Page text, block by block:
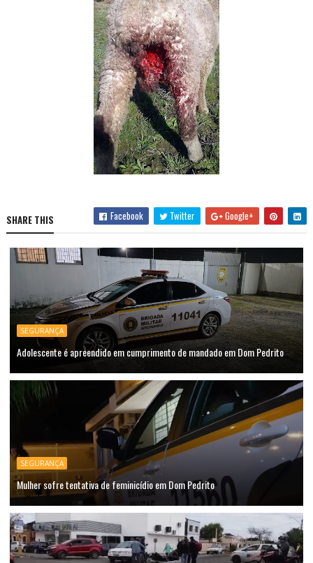
SHARE THIS Facebook Twitter Google+
SEGURANÇA
Adolescente é apreendido em cumprimento de mandado em Dom Pedrito
SEGURANÇA
Mulher sofre tentativa de feminicídio em Dom Pedrito